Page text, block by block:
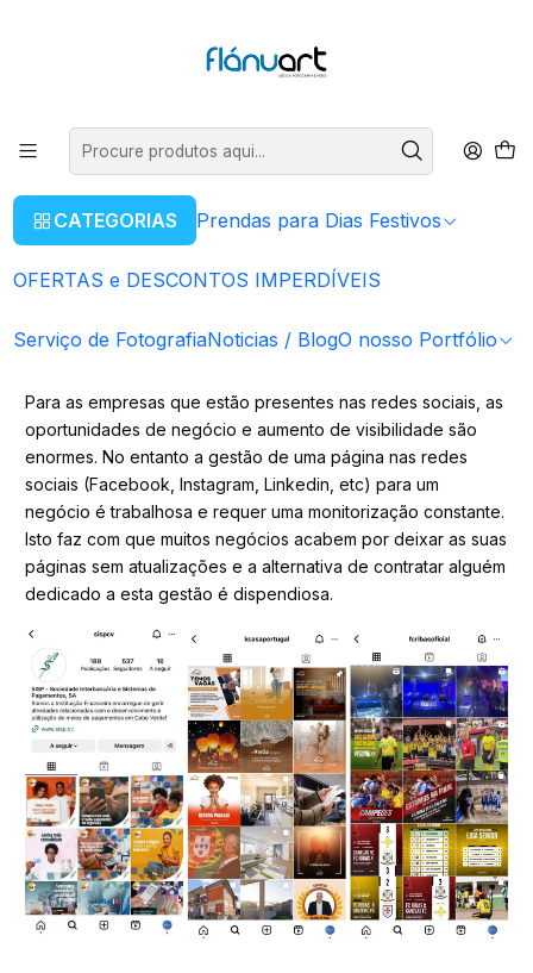
CATEGORIAS Prendas para Dias Festivos
OFERTAS e DESCONTOS IMPERDÍVEIS
Serviço de FotografiaNoticias / BlogO nosso Portfólio
Portfólio de Marketing Digital
Portfólio de Marketing Digital
Aqui encontrará exemplos de marketing digital, desde
construção de websites, gestão de redes socias, etc. Veja o
Gestão de Redes Sociais
Para as empresas que estão presentes nas redes sociais, as
oportunidades de negócio e aumento de visibilidade são
enormes. No entanto a gestão de uma página nas redes
sociais (Facebook, Instagram, Linkedin, etc) para um
negócio é trabalhosa e requer uma monitorização constante.
Isto faz com que muitos negócios acabem por deixar as suas
páginas sem atualizações e a alternativa de contratar alguém
dedicado a esta gestão é dispendiosa.